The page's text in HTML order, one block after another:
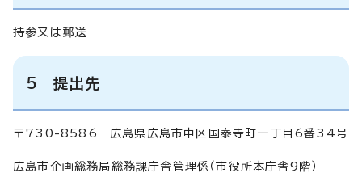
持参又は郵送
5 提出先
〒730-8586 広島県広島市中区国泰寺町一丁目6番34号
広島市企画総務局総務課庁舎管理係（市役所本庁舎9階）